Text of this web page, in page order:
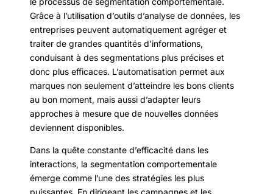
Grâce à l’utilisation d’outils d’analyse de données, les
entreprises peuvent automatiquement agréger et
traiter de grandes quantités d’informations,
conduisant à des segmentations plus précises et
donc plus efficaces. L’automatisation permet aux
marques non seulement d’atteindre les bons clients
au bon moment, mais aussi d’adapter leurs
approches à mesure que de nouvelles données
deviennent disponibles.
Dans la quête constante d’efficacité dans les
interactions, la segmentation comportementale
émerge comme l’une des stratégies les plus